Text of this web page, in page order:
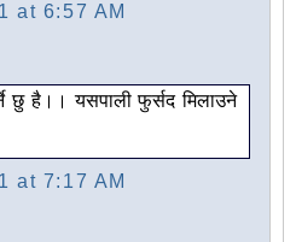
at 6:57 AM
छु है।। यसपाली फुर्सद मिलाउने
at 7:17 AM